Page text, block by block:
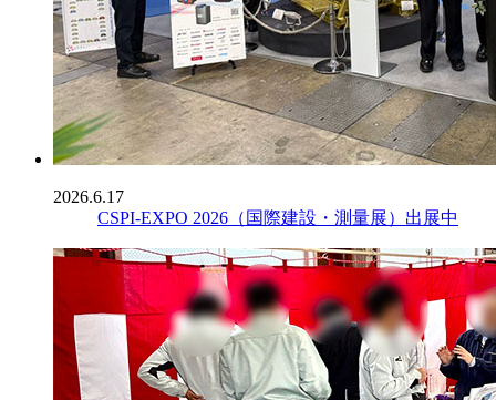
2026.6.17
CSPI-EXPO 2026（国際建設・測量展）出展中